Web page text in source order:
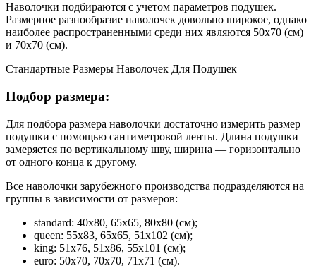
Наволочки подбираются с учетом параметров подушек.
Размерное разнообразие наволочек довольно широкое, однако
наиболее распространенными среди них являются 50х70 (см)
и 70х70 (см).
Стандартные Размеры Наволочек Для Подушек
Подбор размера:
Для подбора размера наволочки достаточно измерить размер
подушки с помощью сантиметровой ленты. Длина подушки
замеряется по вертикальному шву, ширина — горизонтально
от одного конца к другому.
Все наволочки зарубежного производства подразделяются на
группы в зависимости от размеров:
standard: 40х80, 65х65, 80х80 (см);
queen: 55х83, 65х65, 51х102 (см);
king: 51х76, 51х86, 55х101 (см);
euro: 50х70, 70х70, 71х71 (см).